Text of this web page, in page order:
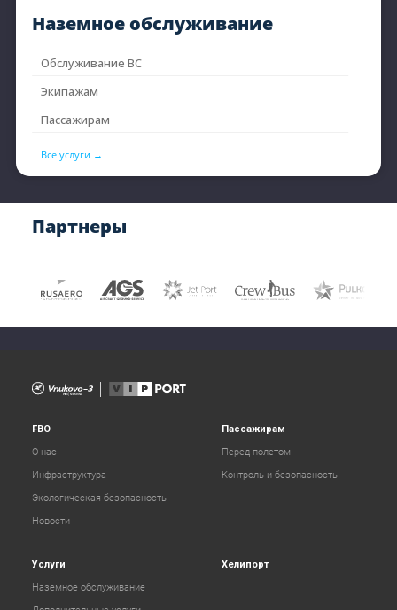
Наземное обслуживание
Обслуживание ВС
Экипажам
Пассажирам
Всe услуги →
Партнеры
FBO
О нас
Инфраструктура
Экологическая безопасность
Новости
Пассажирам
Перед полетом
Контроль и безопасность
Услуги
Наземное обслуживание
Хелипорт